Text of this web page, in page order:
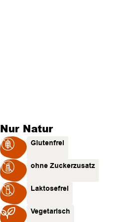
Nur Natur
Glutenfrei
ohne Zuckerzusatz
Laktosefrei
Vegetarisch